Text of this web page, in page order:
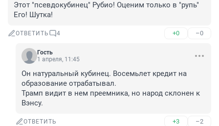
Этот "псевдокубинец" Рубио! Оценим только в "рупь"
Его! Шутка!
ОТВЕТИТЬ 4 +0 –0
Гость
1 апреля, 11:45
Он натуральный кубинец. Восемьлет кредит на
образование отрабатывал.
Трамп видит в нем преемника, но народ склонен к
Вэнсу.
ОТВЕТИТЬ +3 –2